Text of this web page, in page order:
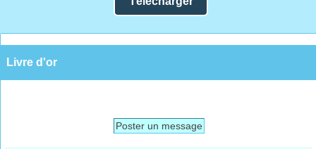
Livre d'or
Poster un message